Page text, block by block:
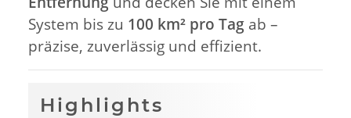
System bis zu 100 km² pro Tag ab –
präzise, zuverlässig und effizient.
Highlights